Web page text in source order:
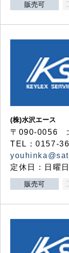
販売可
(株)水沢エース
〒090-0056
TEL：0157-
定休日：日曜
販売可